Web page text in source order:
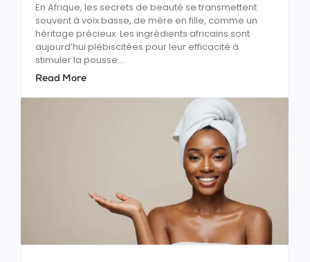
En Afrique, les secrets de beauté se transmettent
souvent à voix basse, de mère en fille, comme un
héritage précieux. Les ingrédients africains sont
aujourd’hui plébiscitées pour leur efficacité à
stimuler la pousse...
Read More